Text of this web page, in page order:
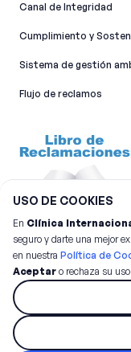
Canal de Integridad​
Cumplimiento y
Sistema de gestión
Flujo de reclamos
©
USO DE COOKIES
En Clínica
seguro y darte una mejor
en nuestra Política de
Aceptar o rechaza su